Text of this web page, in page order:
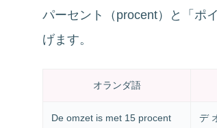
パーセント（procent）と「ポ
げます。
オランダ語
De omzet is met 15 procent
デ